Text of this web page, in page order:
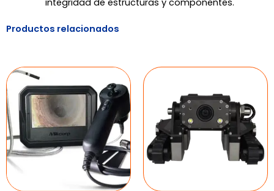
integridad de estructuras y componentes.
Productos relacionados